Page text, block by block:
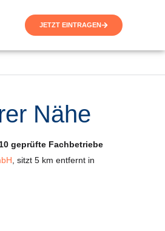
JETZT EINTRAGEN
Nähe
10 geprüfte Fachbetriebe
, sitzt 5 km entfernt in